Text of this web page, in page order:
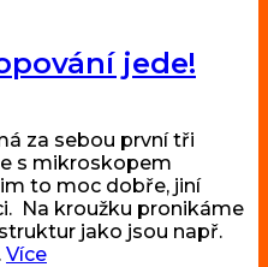
jede!
za sebou první tři
s mikroskopem
to moc dobře, jiní
Na kroužku pronikáme
jako jsou např.
Více